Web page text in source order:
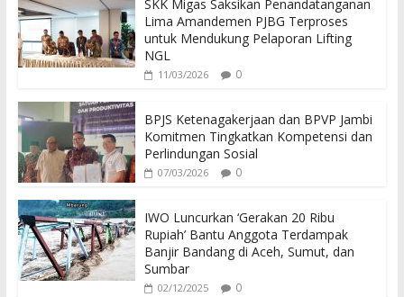
SKK Migas Saksikan Penandatanganan
Lima Amandemen PJBG Terproses
untuk Mendukung Pelaporan Lifting
NGL
11/03/2026 0
BPJS Ketenagakerjaan dan BPVP Jambi
Komitmen Tingkatkan Kompetensi dan
Perlindungan Sosial
07/03/2026 0
IWO Luncurkan ‘Gerakan 20 Ribu
Rupiah’ Bantu Anggota Terdampak
Banjir Bandang di Aceh, Sumut, dan
Sumbar
02/12/2025 0